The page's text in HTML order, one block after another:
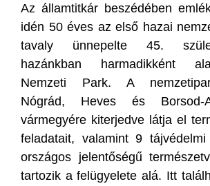
Az államtitkár beszédében
idén 50 éves az első hazai
tavaly ünnepelte 45.
hazánkban harmadikként
Nemzeti Park. A
Nógrád, Heves és Borsod-
vármegyére kiterjedve látja el
feladatait, valamint 9
országos jelentőségű
tartozik a felügyelete alá. Itt